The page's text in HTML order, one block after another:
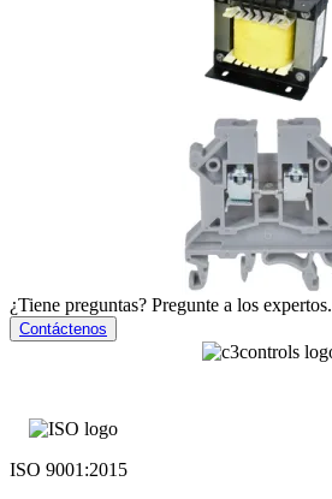
¿Tiene preguntas? Pregunte a los expertos.
Contáctenos
ISO 9001:2015